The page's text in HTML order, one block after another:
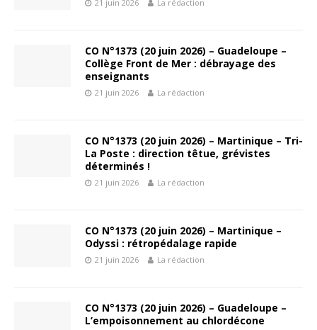
21 juin 2026 La rédaction
CO N°1373 (20 juin 2026) – Guadeloupe –
Collège Front de Mer : débrayage des
enseignants
21 juin 2026 La rédaction
CO N°1373 (20 juin 2026) – Martinique – Tri-
La Poste : direction têtue, grévistes
déterminés !
21 juin 2026 La rédaction
CO N°1373 (20 juin 2026) – Martinique –
Odyssi : rétropédalage rapide
21 juin 2026 La rédaction
CO N°1373 (20 juin 2026) – Guadeloupe –
L’empoisonnement au chlordécone